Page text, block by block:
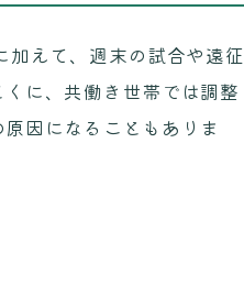
えて、週末の試合や遠征
に、共働き世帯では調整
因になることもありま